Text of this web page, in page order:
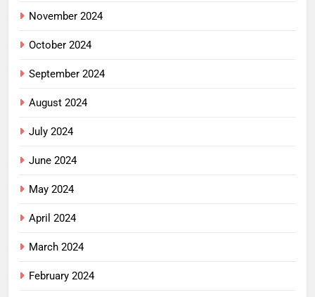
November 2024
October 2024
September 2024
August 2024
July 2024
June 2024
May 2024
April 2024
March 2024
February 2024